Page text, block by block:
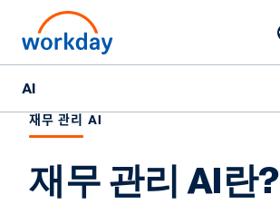
AI
개요
Sana
재무 관리 AI
재무 관리 AI란?